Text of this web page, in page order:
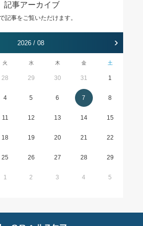
記事アーカイブ
記事をご覧いただけます。
2026 / 08 ›
火 水 木 金 土
28 29 30 31 1
4 5 6 7 8
11 12 13 14 15
18 19 20 21 22
25 26 27 28 29
1 2 3 4 5